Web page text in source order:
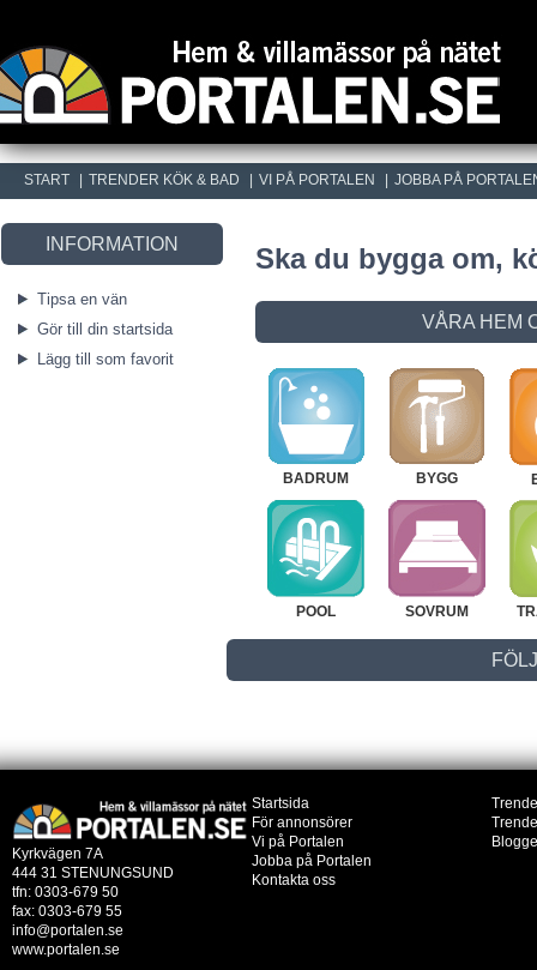
START TRENDER KÖK & BAD VI PÅ PORTALEN JOBBA PÅ
INFORMATION
Tipsa en vän
Gör till din startsida
Lägg till som favorit
Ska du bygga om,
VÅRA HEM
BADRUM BYGG
POOL SOVRUM
Kyrkvägen 7A
444 31 STENUNGSUND
tfn: 0303-679 50
fax: 0303-679 55
info@portalen.se
www.portalen.se
Startsida
För annonsörer
Vi på Portalen
Jobba på Portalen
Kontakta oss